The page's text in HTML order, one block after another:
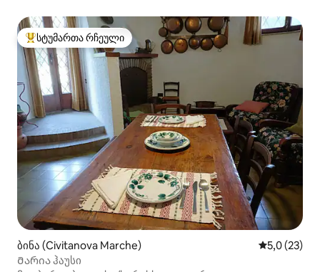
სტუმართა რჩეული მოწინავე ვარიანტი
სტუმართა რჩეული
ბინა (Civitanova Marche) საშუალო
5,0 (23)
Მარია ჰაუსი